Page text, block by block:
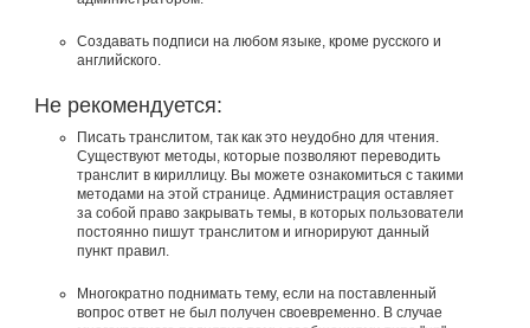
Создавать подписи на любом языке, кроме русского и
английского.
Не рекомендуется:
Писать транслитом, так как это неудобно для чтения.
Существуют методы, которые позволяют переводить
транслит в кириллицу. Вы можете ознакомиться с такими
методами на этой странице. Администрация оставляет
за собой право закрывать темы, в которых пользователи
постоянно пишут транслитом и игнорируют данный
пункт правил.
Многократно поднимать тему, если на поставленный
вопрос ответ не был получен своевременно. В случае